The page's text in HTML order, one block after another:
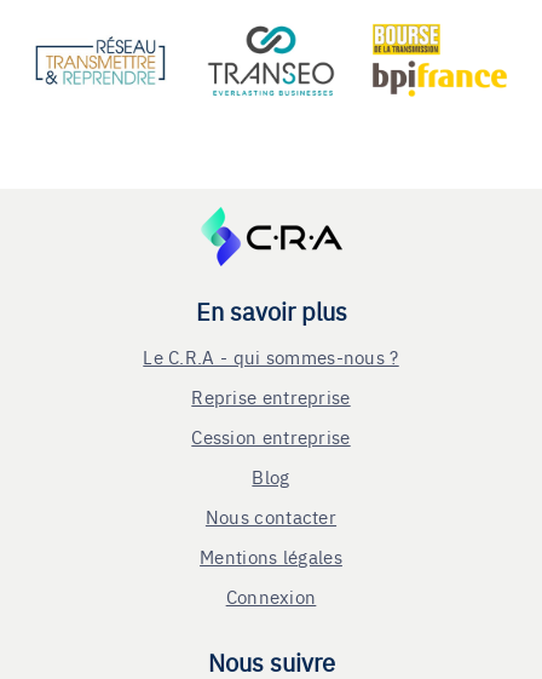
En savoir plus
Le C.R.A - qui sommes-nous ?
Reprise entreprise
Cession entreprise
Blog
Nous contacter
Mentions légales
Connexion
Nous suivre